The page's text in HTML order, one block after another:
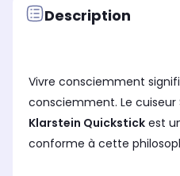
Description
Vivre consciemment
consciemment. Le cuiseur
Klarstein Quickstick est
conforme à cette